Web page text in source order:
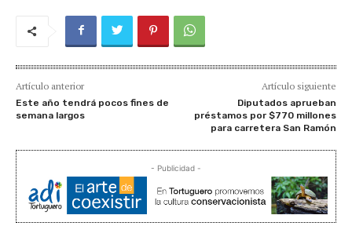
Artículo anterior
Este año tendrá pocos fines de
semana largos
Artículo siguiente
Diputados aprueban
préstamos por $770 millones
para carretera San Ramón
- Publicidad -